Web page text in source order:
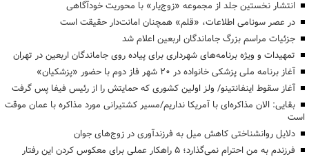
انتشار نخستین جلد از مجموعه «زوج‌یار» با محوریت خودآگاهی
در عصر سونامی اطلاعات، «قلم» همچنان امانت‌دار حقیقت است
جزئیات مراسم بزرگ جاماندگان اربعین اعلام شد
تمهیدات و ویژه برنامه‌های شهرداری برای پیاده روی جاماندگان اربعین در تهران
آغاز برنامه ملی پزشکی خانواده در ۲۰ شهر فاز دوم با حضور «پزشکیان»
آغاز سقوط اینفانتینو/ ولز اولین کشوری که حمایتش را از رئیس فیفا پس گرفت
بقایی: الان مذاکره‌ای با آمریکا نداریم/مسیر کشتیرانی مورد مذاکره با عمان موقت
است
دلایل روانشناختی کاهش میل به فرزندآوری در زوج‌های جوان
فرزندم به من احترام نمی‌گذارد؛ ۵ راهکار عملی برای معکوس کردن این رفتار